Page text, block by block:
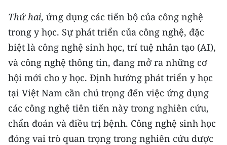
Thứ hai, ứng dụng các tiến bộ của công nghệ
trong y học. Sự phát triển của công nghệ, đặc
biệt là công nghệ sinh học, trí tuệ nhân tạo (AI),
và công nghệ thông tin, đang mở ra những cơ
hội mới cho y học. Định hướng phát triển y học
tại Việt Nam cần chú trọng đến việc ứng dụng
các công nghệ tiên tiến này trong nghiên cứu,
chẩn đoán và điều trị bệnh. Công nghệ sinh học
đóng vai trò quan trọng trong nghiên cứu dược